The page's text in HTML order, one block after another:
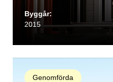
Byggår:
2015
Genomförda